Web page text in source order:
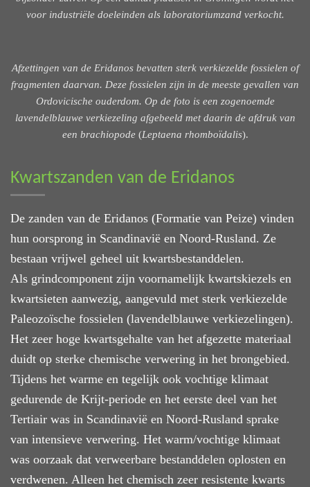
voor industriële doeleinden als laboratoriumzand verkocht.
Afzettingen van de Eridanos bevatten sterk verkiezelde fossielen of
fragmenten daarvan. Deze fossielen zijn in de meeste gevallen van
Ordovicische ouderdom. Op de foto is een zogenoemde
lavendelblauwe verkiezeling afgebeeld met daarin de afdruk van
een brachiopode(Leptaena rhomboïdalis).
Kwartszanden van de Eridanos
De zanden van de Eridanos (Formatie van Peize) vinden
hun oorsprong in Scandinavië en Noord-Rusland. Ze
bestaan vrijwel geheel uit kwartsbestanddelen.
Als grindcomponent zijn voornamelijk kwartskiezels en
kwartsieten aanwezig, aangevuld met sterk verkiezelde
Paleozoïsche fossielen (lavendelblauwe verkiezelingen).
Het zeer hoge kwartsgehalte van het afgezette materiaal
duidt op sterke chemische verwering in het brongebied.
Tijdens het warme en tegelijk ook vochtige klimaat
gedurende de Krijt-periode en het eerste deel van het
Tertiair was in Scandinavië en Noord-Rusland sprake
van intensieve verwering. Het warm/vochtige klimaat
was oorzaak dat verweerbare bestanddelen oplosten en
verdwenen. Alleen het chemisch zeer resistente kwarts